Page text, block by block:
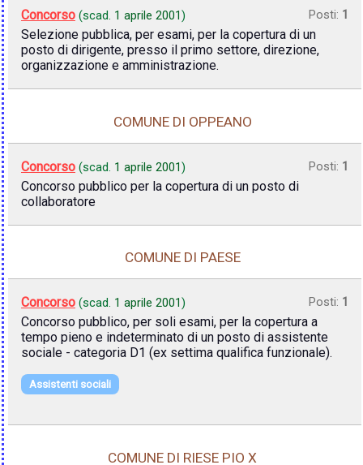
Concorso (scad. 1 aprile 2001) Posti: 1
Selezione pubblica, per esami, per la copertura di un
posto di dirigente, presso il primo settore, direzione,
organizzazione e amministrazione.
COMUNE DI OPPEANO
Concorso (scad. 1 aprile 2001) Posti: 1
Concorso pubblico per la copertura di un posto di
collaboratore
COMUNE DI PAESE
Concorso (scad. 1 aprile 2001) Posti: 1
Concorso pubblico, per soli esami, per la copertura a
tempo pieno e indeterminato di un posto di assistente
sociale - categoria D1 (ex settima qualifica funzionale).
Assistenti sociali
COMUNE DI RIESE PIO X